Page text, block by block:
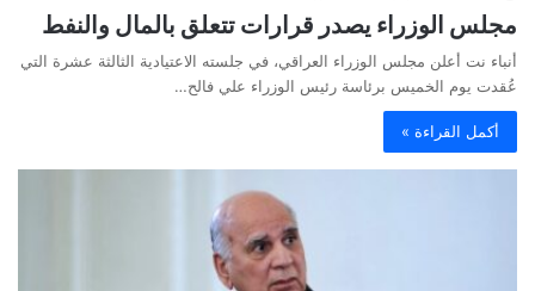
مجلس الوزراء يصدر قرارات تتعلق بالمال والنفط
أنباء نت أعلن مجلس الوزراء العراقي، في جلسته الاعتيادية الثالثة عشرة التي
عُقدت يوم الخميس برئاسة رئيس الوزراء علي فالح…
أكمل القراءة »